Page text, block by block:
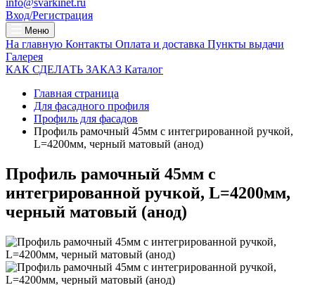
info@svarkinet.ru
Вход/Регистрация
Меню
На главную Контакты Оплата и доставка Пункты выдачи
Галерея
КАК СДЕЛАТЬ ЗАКАЗ Каталог
Главная страница
Для фасадного профиля
Профиль для фасадов
Профиль рамочный 45мм с интегрированной ручкой,
L=4200мм, черный матовый (анод)
Профиль рамочный 45мм с
интегрированной ручкой, L=4200мм,
черный матовый (анод)